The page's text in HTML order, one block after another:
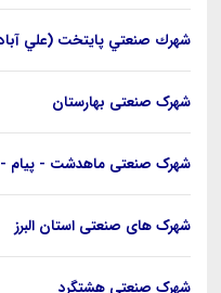
شهرك صنعتي پایتخت (علي
شهرک صنعتی بهارستان
شهرک صنعتی ماهدشت - پیام -
شهرک های صنعتی استان البرز
شهرک صنعتی هشتگرد